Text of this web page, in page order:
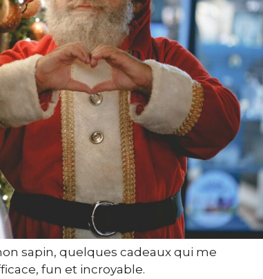
sapin, quelques cadeaux qui me
fun et incroyable.